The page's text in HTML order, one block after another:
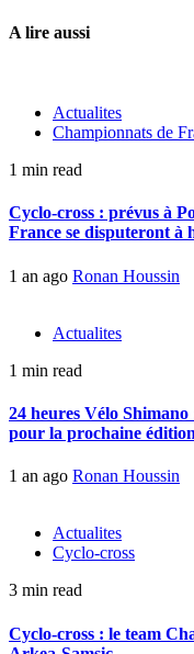
A lire aussi
Actualites
Championnats de
1 min read
Cyclo-cross : prévus à
France se disputeront à
1 an ago Ronan Houssin
Actualites
1 min read
24 heures Vélo Shimano
pour la prochaine édition
1 an ago Ronan Houssin
Actualites
Cyclo-cross
3 min read
Cyclo-cross : le team